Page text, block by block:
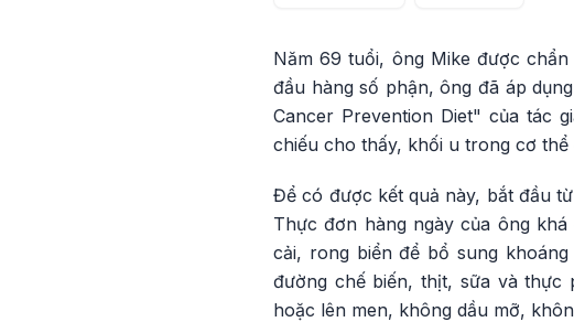
Năm 69 tuổi, ông Mike được
đầu hàng số phận, ông đã áp
Cancer Prevention Diet" của tác
chiếu cho thấy, khối u trong cơ thể
Để có được kết quả này, bắt đầu
Thực đơn hàng ngày của ông
cải, rong biển để bổ sung
đường chế biến, thịt, sữa và thực
hoặc lên men, không dầu mỡ,